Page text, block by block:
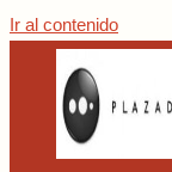
Ir al contenido